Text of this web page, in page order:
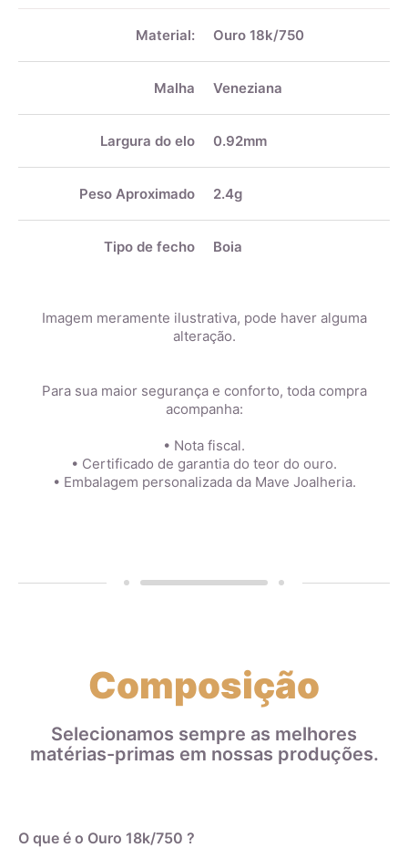
Material: Ouro 18k/750
Malha Veneziana
Largura do elo 0.92mm
Peso Aproximado 2.4g
Tipo de fecho Boia
Imagem meramente ilustrativa, pode haver alguma
alteração.
Para sua maior segurança e conforto, toda compra
acompanha:
• Nota fiscal.
• Certificado de garantia do teor do ouro.
• Embalagem personalizada da Mave Joalheria.
Composição
Selecionamos sempre as melhores
matérias-primas em nossas produções.
O que é o Ouro 18k/750 ?